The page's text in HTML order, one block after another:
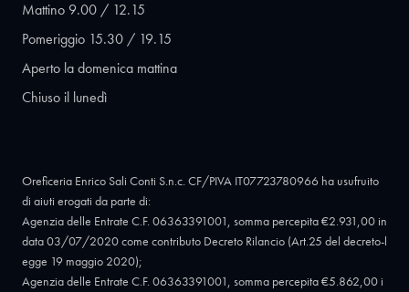
Mattino 9.00 / 12.15
Pomeriggio 15.30 / 19.15
Aperto la domenica mattina
Chiuso il lunedì
Oreficeria Enrico Sali Conti S.n.c. CF/PIVA IT07723780966 ha usufruito
di aiuti erogati da parte di:
Agenzia delle Entrate C.F. 06363391001, somma percepita €2.931,00 in
data 03/07/2020 come contributo Decreto Rilancio (Art.25 del decreto-l
egge 19 maggio 2020);
Agenzia delle Entrate C.F. 06363391001, somma percepita €5.862,00 i